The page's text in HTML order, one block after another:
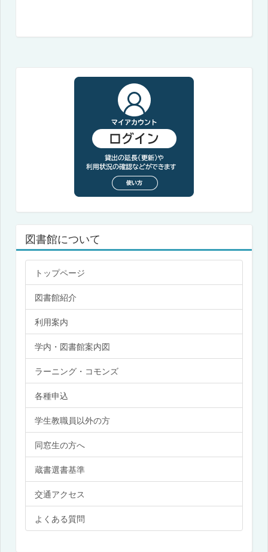
図書館について
トップページ
図書館紹介
利用案内
学内・図書館案内図
ラーニング・コモンズ
各種申込
学生教職員以外の方
同窓生の方へ
蔵書選書基準
交通アクセス
よくある質問